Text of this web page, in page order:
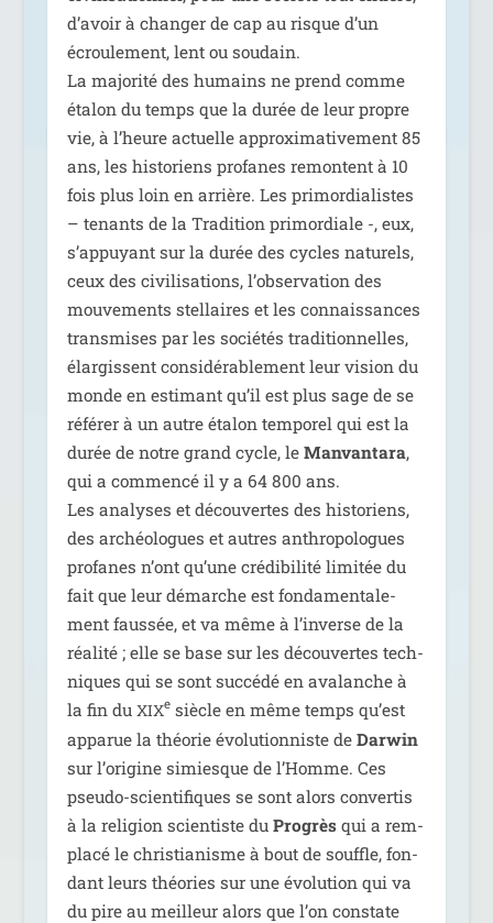
d’avoir à chan­ger de cap au risque d’un
écrou­le­ment, lent ou sou­dain.
La majo­ri­té des humains ne prend comme
éta­lon du temps que la durée de leur propre
vie, à l’heure actuelle approxi­ma­ti­ve­ment 85
ans, les his­to­riens pro­fanes remontent à 10
fois plus loin en arrière. Les pri­mor­dia­listes
– tenants de la Tradition pri­mor­diale -, eux,
s’appuyant sur la durée des cycles natu­rels,
ceux des civi­li­sa­tions, l’observation des
mou­ve­ments stel­laires et les connais­sances
trans­mises par les socié­tés tra­di­tion­nelles,
élar­gissent consi­dé­ra­ble­ment leur vision du
monde en esti­mant qu’il est plus sage de se
réfé­rer à un autre éta­lon tem­po­rel qui est la
durée de notre grand cycle, le Manvantara,
qui a com­men­cé il y a 64 800 ans.
Les ana­lyses et décou­vertes des his­to­riens,
des archéo­logues et autres anthro­po­logues
pro­fanes n’ont qu’une cré­di­bi­li­té limi­tée du
fait que leur démarche est fon­da­men­ta­le­
ment faus­sée, et va même à l’inverse de la
réa­li­té ; elle se base sur les décou­vertes tech­
niques qui se sont suc­cé­dé en ava­lanche à
la fin du XIXesiècle en même temps qu’est
appa­rue la théo­rie évo­lu­tion­niste de Darwin
sur l’origine simiesque de l’Homme. Ces
pseu­do-scien­ti­fiques se sont alors conver­tis
à la reli­gion scien­tiste du Progrèsqui a rem­
pla­cé le chris­tia­nisme à bout de souffle, fon­
dant leurs théo­ries sur une évo­lu­tion qui va
du pire au meilleur alors que l’on constate